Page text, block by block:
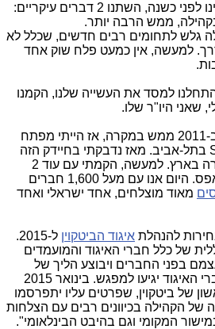
השתנו 2 דברים עיקריים:
ממש הרבה יותר.
גלש לתחומים רבים חדשים, שכלל לא
למעשה, אין כמעט פלח שוק אחד
למסד את העשייה שלנו, הקמנו
שאני היו"ר שלו.
אני התחלתי עם הביטקוין ב-2011 ממש במקרה, אז הייתי מפתח
בכיר בחברת Similar Web בתל-אביב. מאז נדבקתי בחיידק הזה
ומה שחשוב לי זה מה שקורה בארץ. למעשה, הקמתי עם עוד 2
חברים את הקבוצה הזו מאפס. היום אנו עם מעל 1,600 חברים
מאוד מוצלחים, אחד ישראלי ואחד
איגוד הביטקוין
ל-2015.
של כלל חברי האיגוד והמועמדים
בפני החברים ויבוצע הליך של
בחירה. אני מקווה, שכל חברי האיגוד יגיעו למפגש. בינואר 2015
של ביטקוין, שפרטים עליו יתפרסמו
של הקהילה בכיוונים רבים עם הצלחות
המקומי וגם בהיבט הבינלאומי".